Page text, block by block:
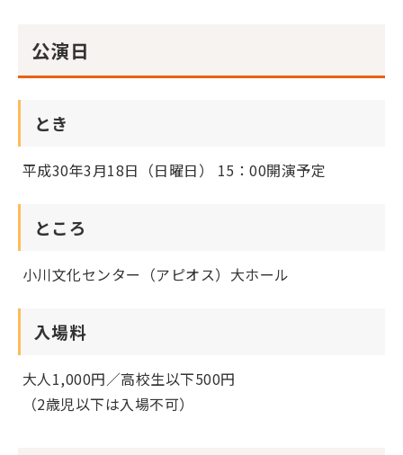
公演日
とき
平成30年3月18日（日曜日） 15：00開演予定
ところ
小川文化センター（アピオス）大ホール
入場料
大人1,000円／高校生以下500円
（2歳児以下は入場不可）